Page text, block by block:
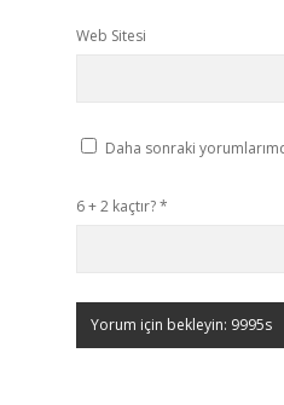
Web Sitesi
Daha sonraki
6 + 2 kaçtır?*